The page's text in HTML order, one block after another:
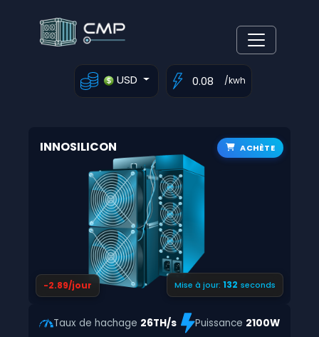
USD /kwh
ACHÈTE
-2.89/jour
INNOSILICON
Mise à jour:131 seconds
Taux de hachage 26TH/s Puissance 2100W